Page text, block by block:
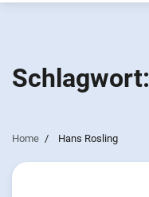
Schlagwort:
Home Hans Rosling